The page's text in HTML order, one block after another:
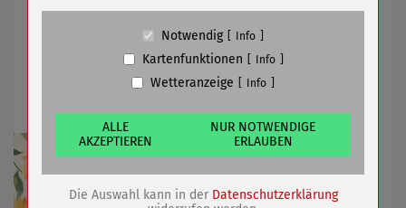
25. Bauernmarkt mit Ernteumzug
Cookiespeicherung Entscheidungscookie
Anbieter
Eigentümer dieser Website (Wenko-
Wenselaar GmbH & Co. KG)
Zweck
Speichert die Einstellungen der Besucher
bezüglich der Speicherung von Cookies.
Cookie Name
dywc
Cookie Laufzeit
1 Jahr
Notwendig Info
Kartenfunktionen Info
Wetteranzeige Info
ALLE
AKZEPTIEREN
NUR NOTWENDIGE
ERLAUBEN
Die Auswahl kann in der Datenschutzerklärung